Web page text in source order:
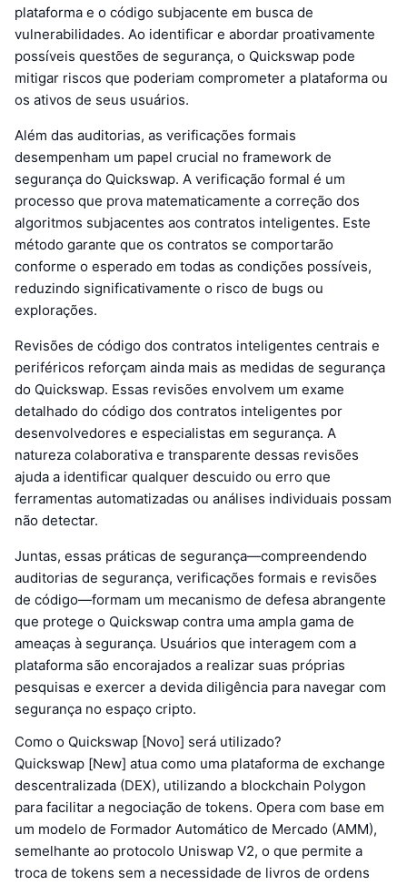
plataforma e o código subjacente em busca de
vulnerabilidades. Ao identificar e abordar proativamente
possíveis questões de segurança, o Quickswap pode
mitigar riscos que poderiam comprometer a plataforma ou
os ativos de seus usuários.
Além das auditorias, as verificações formais
desempenham um papel crucial no framework de
segurança do Quickswap. A verificação formal é um
processo que prova matematicamente a correção dos
algoritmos subjacentes aos contratos inteligentes. Este
método garante que os contratos se comportarão
conforme o esperado em todas as condições possíveis,
reduzindo significativamente o risco de bugs ou
explorações.
Revisões de código dos contratos inteligentes centrais e
periféricos reforçam ainda mais as medidas de segurança
do Quickswap. Essas revisões envolvem um exame
detalhado do código dos contratos inteligentes por
desenvolvedores e especialistas em segurança. A
natureza colaborativa e transparente dessas revisões
ajuda a identificar qualquer descuido ou erro que
ferramentas automatizadas ou análises individuais possam
não detectar.
Juntas, essas práticas de segurança—compreendendo
auditorias de segurança, verificações formais e revisões
de código—formam um mecanismo de defesa abrangente
que protege o Quickswap contra uma ampla gama de
ameaças à segurança. Usuários que interagem com a
plataforma são encorajados a realizar suas próprias
pesquisas e exercer a devida diligência para navegar com
segurança no espaço cripto.
Como o Quickswap [Novo] será utilizado?
Quickswap [New] atua como uma plataforma de exchange
descentralizada (DEX), utilizando a blockchain Polygon
para facilitar a negociação de tokens. Opera com base em
um modelo de Formador Automático de Mercado (AMM),
semelhante ao protocolo Uniswap V2, o que permite a
troca de tokens sem a necessidade de livros de ordens